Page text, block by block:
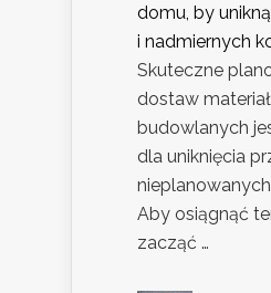
domu, by
i nadmiernych
Skuteczne
dostaw
budowlanych
dla uniknięcia
Aby osiągnąć
zacząć …